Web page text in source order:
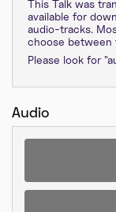
This Talk was
available for
audio-tracks.
choose between
Please look for
Audio